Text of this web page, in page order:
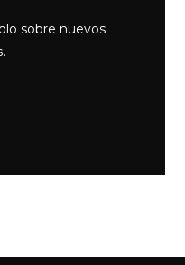
sobre nuevos